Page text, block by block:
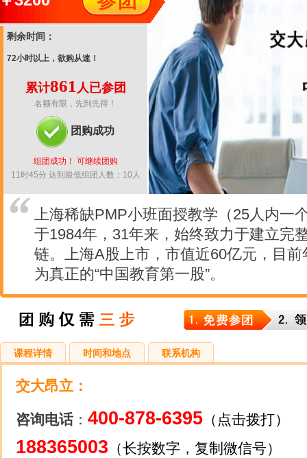
剩余时间：
72小时以上，欲购从速！
累计861 人已参团
名额有限，先到先得！
团购成功
组团成功！ 可继续团购
11时45分 达到最低组团人数：10人
上海稀缺PMP小班面授教学（25人内一
于1984年，31年来，始终致力于建立完
链。上海A股上市，市值近60亿元，目
为真正的“中国教育第一股”。
课程详情 时间和地点 联系机构
交大昂立 ：
咨询电话： 400-878-6395 （点击拨打）
188365003 （长按数字，复制微信号）